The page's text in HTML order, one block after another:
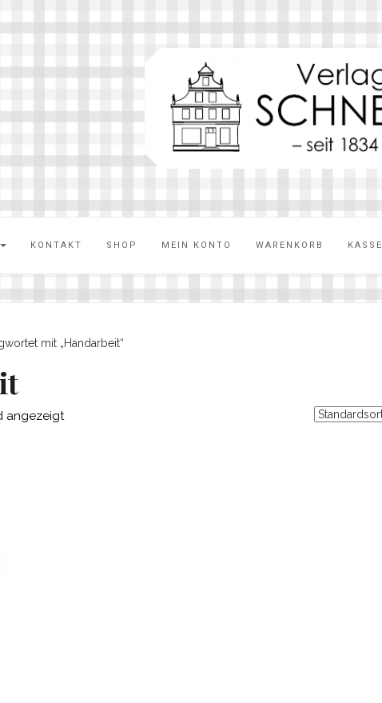
KONTAKT SHOP MEIN KONTO WARENKORB KASSE
mit „Handarbeit“
angezeigt